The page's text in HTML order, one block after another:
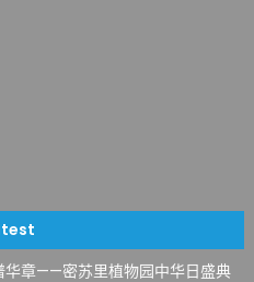
与钢琴家Darek演绎一场古筝
华章——密苏里植物园中华日盛典